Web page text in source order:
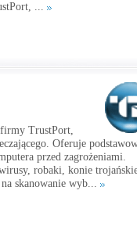
...
TrustPort,
Oferuje
przed zagrożeniami.
robaki, konie
skanowanie wyb...